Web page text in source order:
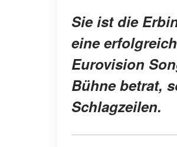
Sie ist die
eine
Eurovision
Bühne betrat,
Schlagzeilen.